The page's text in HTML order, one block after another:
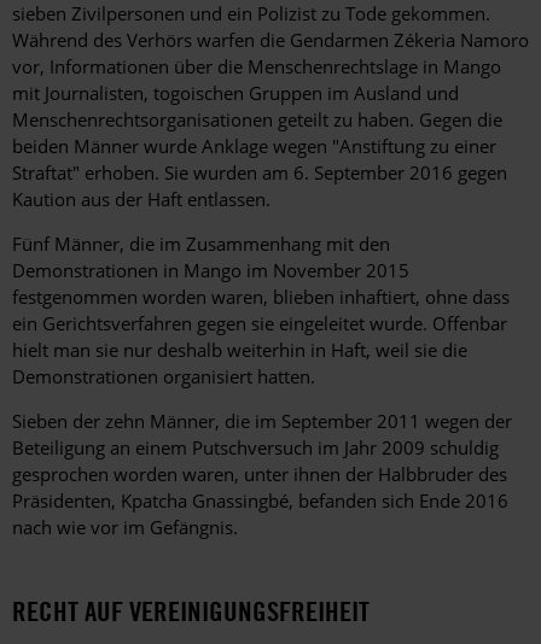
sieben Zivilpersonen und ein Polizist zu Tode gekommen.
Während des Verhörs warfen die Gendarmen Zékeria Namoro
vor, Informationen über die Menschenrechtslage in Mango
mit Journalisten, togoischen Gruppen im Ausland und
Menschenrechtsorganisationen geteilt zu haben. Gegen die
beiden Männer wurde Anklage wegen "Anstiftung zu einer
Straftat" erhoben. Sie wurden am 6. September 2016 gegen
Kaution aus der Haft entlassen.
Fünf Männer, die im Zusammenhang mit den
Demonstrationen in Mango im November 2015
festgenommen worden waren, blieben inhaftiert, ohne dass
ein Gerichtsverfahren gegen sie eingeleitet wurde. Offenbar
hielt man sie nur deshalb weiterhin in Haft, weil sie die
Demonstrationen organisiert hatten.
Sieben der zehn Männer, die im September 2011 wegen der
Beteiligung an einem Putschversuch im Jahr 2009 schuldig
gesprochen worden waren, unter ihnen der Halbbruder des
Präsidenten, Kpatcha Gnassingbé, befanden sich Ende 2016
nach wie vor im Gefängnis.
RECHT AUF VEREINIGUNGSFREIHEIT